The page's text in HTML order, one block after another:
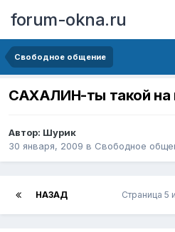
forum-okna.ru
Свободное общение
САХАЛИН-ты такой на
Автор: Шурик
30 января, 2009 в Свободное
НАЗАД Страница 5